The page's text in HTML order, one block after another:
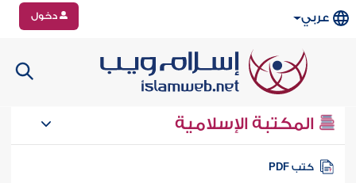
عربي دخول
المكتبة الإسلامية